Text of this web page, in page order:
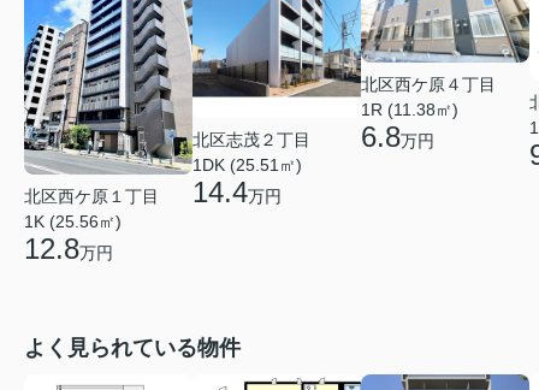
北区西ケ原１丁目
1K (25.56㎡)
12.8万円
北区志茂２丁目
1DK (25.51㎡)
14.4万円
北区西ケ原４丁目
1R (11.38㎡)
6.8万円
よく見られている物件